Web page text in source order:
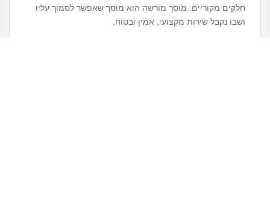
חלקים מקוריים. מוסך מורשה הוא מוסך שאפשר לסמוך עליו
ושבו נקבל שירות מקצועי, אמין ובטוח.